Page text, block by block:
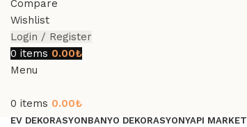
Compare
Wishlist
Login / Register
0 items 0.00₺
Menu
0 items 0.00₺
EV DEKORASYONBANYO DEKORASYONYAPI MARKET